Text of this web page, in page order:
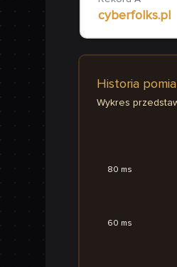
cyberfolks.pl
Historia
Wykres
60 ms
80 ms